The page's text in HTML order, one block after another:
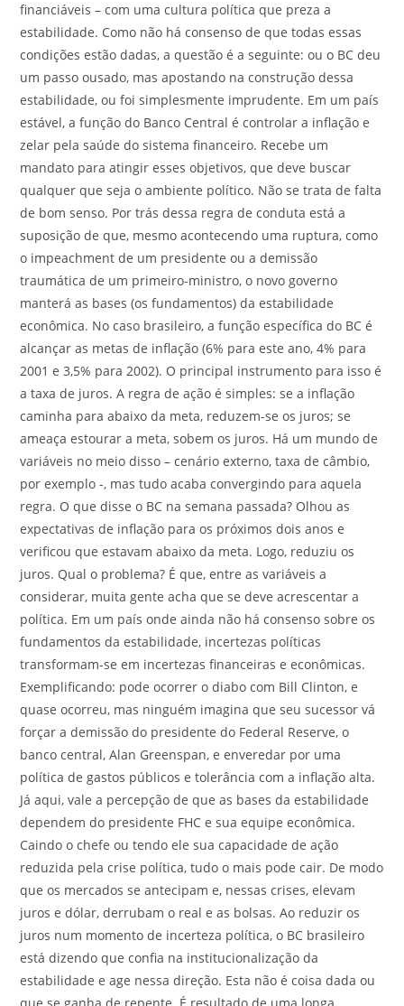
financiáveis – com uma cultura política que preza a
estabilidade. Como não há consenso de que todas essas
condições estão dadas, a questão é a seguinte: ou o BC deu
um passo ousado, mas apostando na construção dessa
estabilidade, ou foi simplesmente imprudente. Em um país
estável, a função do Banco Central é controlar a inflação e
zelar pela saúde do sistema financeiro. Recebe um
mandato para atingir esses objetivos, que deve buscar
qualquer que seja o ambiente político. Não se trata de falta
de bom senso. Por trás dessa regra de conduta está a
suposição de que, mesmo acontecendo uma ruptura, como
o impeachment de um presidente ou a demissão
traumática de um primeiro-ministro, o novo governo
manterá as bases (os fundamentos) da estabilidade
econômica. No caso brasileiro, a função específica do BC é
alcançar as metas de inflação (6% para este ano, 4% para
2001 e 3,5% para 2002). O principal instrumento para isso é
a taxa de juros. A regra de ação é simples: se a inflação
caminha para abaixo da meta, reduzem-se os juros; se
ameaça estourar a meta, sobem os juros. Há um mundo de
variáveis no meio disso – cenário externo, taxa de câmbio,
por exemplo -, mas tudo acaba convergindo para aquela
regra. O que disse o BC na semana passada? Olhou as
expectativas de inflação para os próximos dois anos e
verificou que estavam abaixo da meta. Logo, reduziu os
juros. Qual o problema? É que, entre as variáveis a
considerar, muita gente acha que se deve acrescentar a
política. Em um país onde ainda não há consenso sobre os
fundamentos da estabilidade, incertezas políticas
transformam-se em incertezas financeiras e econômicas.
Exemplificando: pode ocorrer o diabo com Bill Clinton, e
quase ocorreu, mas ninguém imagina que seu sucessor vá
forçar a demissão do presidente do Federal Reserve, o
banco central, Alan Greenspan, e enveredar por uma
política de gastos públicos e tolerância com a inflação alta.
Já aqui, vale a percepção de que as bases da estabilidade
dependem do presidente FHC e sua equipe econômica.
Caindo o chefe ou tendo ele sua capacidade de ação
reduzida pela crise política, tudo o mais pode cair. De modo
que os mercados se antecipam e, nessas crises, elevam
juros e dólar, derrubam o real e as bolsas. Ao reduzir os
juros num momento de incerteza política, o BC brasileiro
está dizendo que confia na institucionalização da
estabilidade e age nessa direção. Esta não é coisa dada ou